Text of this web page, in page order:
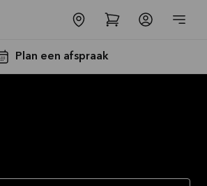
Plan een afspraak